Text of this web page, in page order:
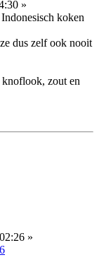
»
koken
dus zelf ook nooit
zout en
»